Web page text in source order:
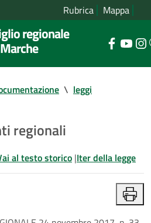
Rubrica Mappa
regionale
\ leggi
regionali
al testo storico |Iter della legge